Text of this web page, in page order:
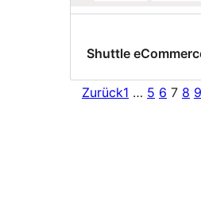
Shuttle
Zurück1 … 5 6 7 8 9